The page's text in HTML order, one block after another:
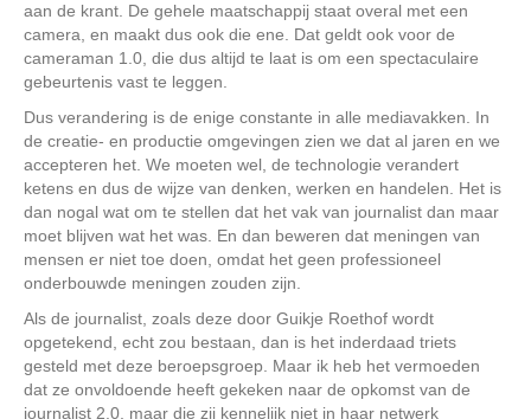
aan de krant. De gehele maatschappij staat overal met een
camera, en maakt dus ook die ene. Dat geldt ook voor de
cameraman 1.0, die dus altijd te laat is om een spectaculaire
gebeurtenis vast te leggen.
Dus verandering is de enige constante in alle mediavakken. In
de creatie- en productie omgevingen zien we dat al jaren en we
accepteren het. We moeten wel, de technologie verandert
ketens en dus de wijze van denken, werken en handelen. Het is
dan nogal wat om te stellen dat het vak van journalist dan maar
moet blijven wat het was. En dan beweren dat meningen van
mensen er niet toe doen, omdat het geen professioneel
onderbouwde meningen zouden zijn.
Als de journalist, zoals deze door Guikje Roethof wordt
opgetekend, echt zou bestaan, dan is het inderdaad triets
gesteld met deze beroepsgroep. Maar ik heb het vermoeden
dat ze onvoldoende heeft gekeken naar de opkomst van de
journalist 2.0, maar die zij kennelijk niet in haar netwerk